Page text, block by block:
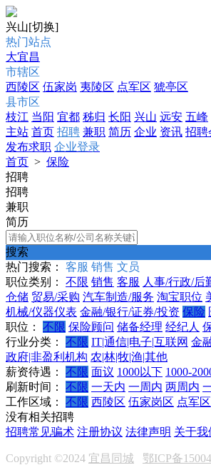
兴山[切换]
热门站点
大宜昌
市辖区
西陵区 伍家岗 夷陵区 点军区 猇亭区
县市区
枝江 当阳 宜都 秭归 长阳 兴山 远安 五峰
主站 首页 招聘 兼职 简历 企业 资讯 招聘
发布求职 企业登录
首页 > 保险
招聘
招聘
兼职
简历
搜索
热门搜索：
客服 销售 文员
职位类别：
不限 销售 客服 人事/行政/后
仓储 贸易/采购 汽车制造/服务 淘宝职位
机械/仪器仪表 金融/银行/证券/投资 保险
职位：
不限 保险顾问 储备经理 经纪人
行业分类：
不限 IT|通信|电子|互联网 金
政府|非盈利机构 农|林|牧|渔|其他
薪资待遇：
不限 面议 1000以下 1000-
刷新时间：
不限 一天内 一周内 两周内
工作区域：
不限 西陵区 伍家岗区 点军区
没有相关招聘
招聘常见骗术 注册协议 法律声明 关于我
Copyright ©2024 宜昌同城 鄂ICP备